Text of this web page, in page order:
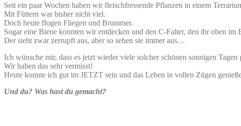
Seit ein paar Wochen haben wir fleischfressende Pflanzen in einem
Mit Füttern war bisher nicht viel.
Doch heute flogen Fliegen und Brummer.
Sogar eine Biene konnten wir entdecken und den C-Falter, den ihr oben im
Der sieht zwar zerrupft aus, aber so sehen sie immer aus…
Ich wünsche mir, dass es jetzt wieder viele solcher schönen sonnigen Tagen
Wir haben das sehr vermisst!
Heute konnte ich gut im JETZT sein und das Leben in vollen Zügen
Und du? Was hast du gemacht?